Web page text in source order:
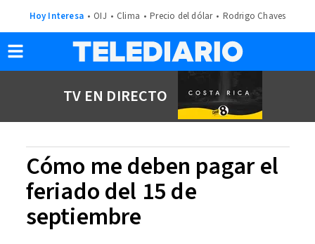
Hoy Interesa OIJ Clima Precio del dólar Rodrigo Chaves
TV EN DIRECTO
Cómo me deben pagar el
feriado del 15 de
septiembre